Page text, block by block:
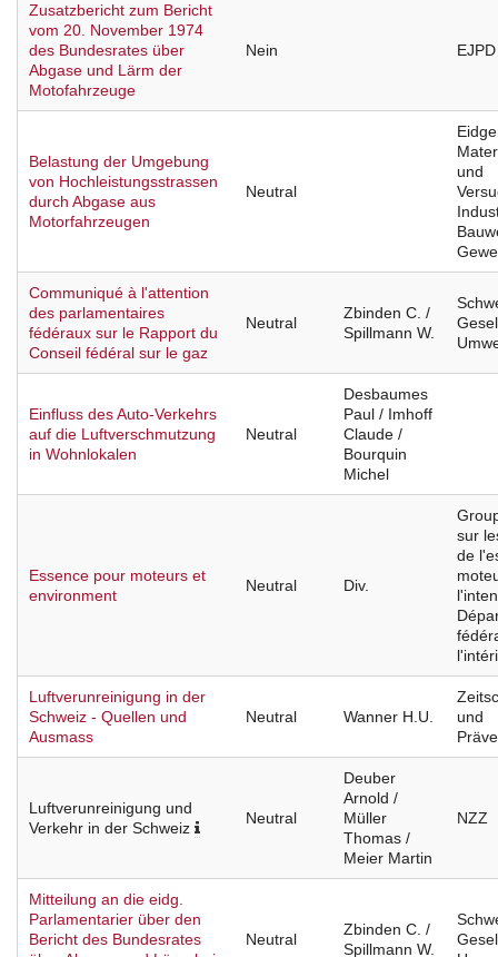
Zusatzbericht zum Bericht
vom 20. November 1974
des Bundesrates über
Abgase und Lärm der
Motofahrzeuge
Nein EJPD
Belastung der Umgebung
von Hochleistungsstrassen
durch Abgase aus
Motorfahrzeugen
Neutral
und
Communiqué à l'attention
des parlamentaires
fédéraux sur le Rapport du
Conseil fédéral sur le gaz
Neutral
Zbinden C. /
Spillmann W.
Einfluss des Auto-Verkehrs
auf die Luftverschmutzung
in Wohnlokalen
Neutral
Desbaumes
Paul / Imhoff
Claude /
Bourquin
Michel
Essence pour moteurs et
environment
Neutral Div.
sur
de
Luftverunreinigung in der
Schweiz - Quellen und
Ausmass
Neutral Wanner H.U.
und
Luftverunreinigung und
Verkehr in der Schweiz
Neutral
Deuber
Arnold /
Müller
Thomas /
Meier Martin
NZZ
Mitteilung an die eidg.
Parlamentarier über den
Bericht des Bundesrates
Neutral
Zbinden C. /
Spillmann W.